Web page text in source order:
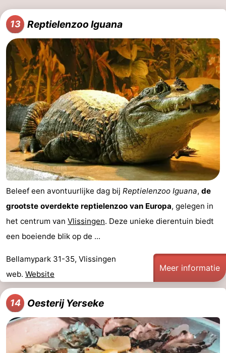
13 Reptielenzoo Iguana
Beleef een avontuurlijke dag bij Reptielenzoo Iguana, de
grootste overdekte reptielenzoo van Europa, gelegen in
het centrum van Vlissingen. Deze unieke dierentuin biedt
een boeiende blik op de ...
Bellamypark 31-35, Vlissingen
web. Website
Meer informatie
14 Oesterij Yerseke